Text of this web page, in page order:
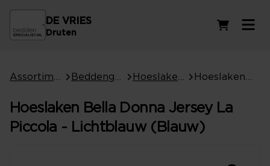
DE VRIES
Druten
Hoeslaken Bella Donna Jersey La
Piccola - Lichtblauw (Blauw)